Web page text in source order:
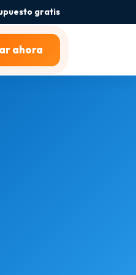
gratis
ahora